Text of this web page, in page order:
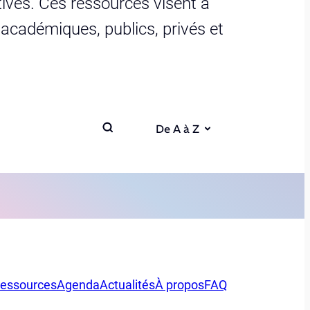
publics, privés et
De A à Z
AgendaActualitésÀ proposFAQ